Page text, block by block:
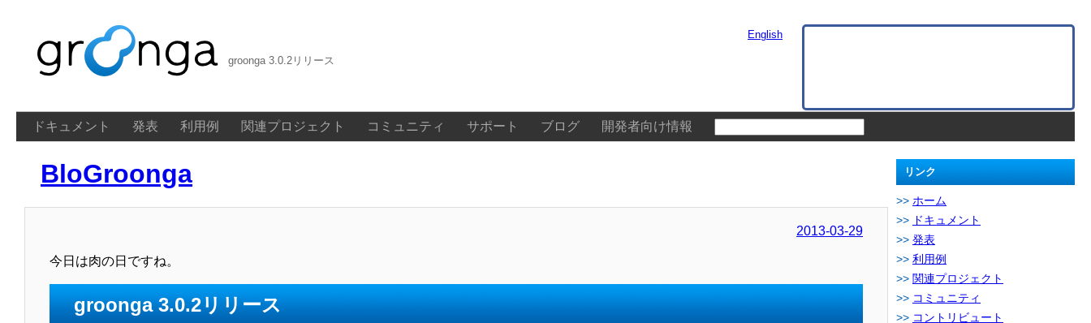
groonga 3.0.2リリース
ドキュメント 発表 利用例 関連プロジェクト コミュニティ サポート ブログ 開発者向け情報
English
BloGroonga
2013-03-29
今日は肉の日ですね。
groonga 3.0.2リリース
リンク
ホーム
ドキュメント
発表
利用例
関連プロジェクト
コミュニティ
コントリビュート